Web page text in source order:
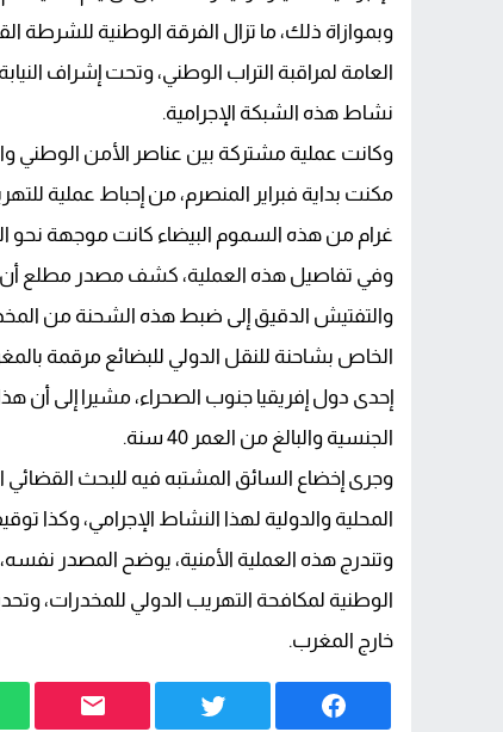
وبموازاة ذلك، ما تزال الفرقة الوطنية للشرطة
العامة لمراقبة التراب الوطني، وتحت إشراف
نشاط هذه الشبكة الإجرامية.
وكانت عملية مشتركة بين عناصر الأمن الوطني
غرام من هذه السموم البيضاء كانت موجهة نحو
وفي تفاصيل هذه العملية، كشف مصدر مطلع أن
الخاص بشاحنة للنقل الدولي للبضائع مرقمة
إحدى دول إفريقيا جنوب الصحراء، مشيرا إلى أن
الجنسية والبالغ من العمر 40 سنة.
وجرى إخضاع السائق المشتبه فيه للبحث القضائي
المحلية والدولية لهذا النشاط الإجرامي، وكذا
وتندرج هذه العملية الأمنية، يوضح المصدر
الوطنية لمكافحة التهريب الدولي للمخدرات،
خارج المغرب.